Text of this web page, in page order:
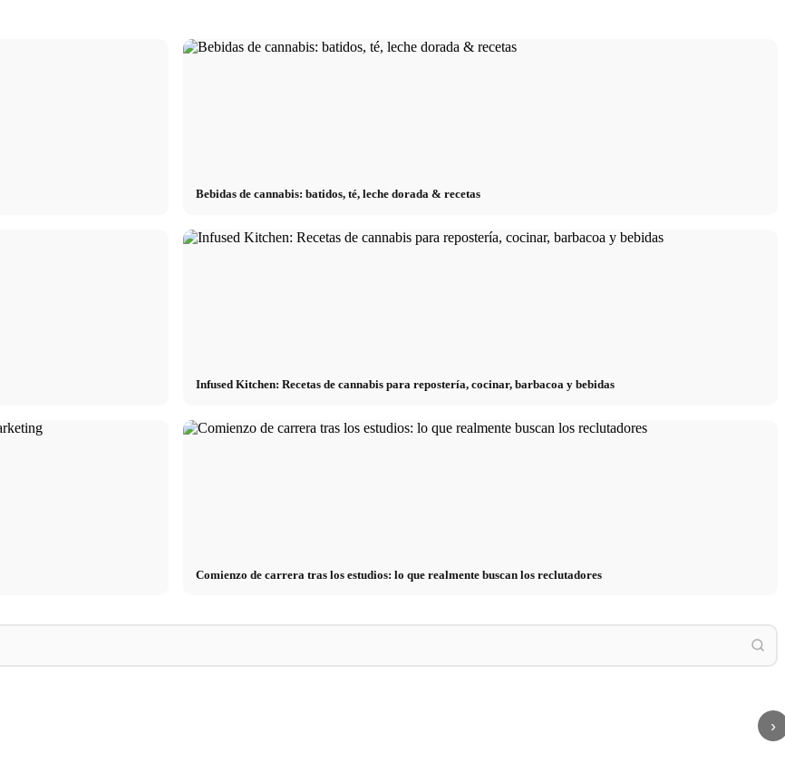
Bebidas de cannabis: batidos, té, leche dorada & recetas
Infused Kitchen: Recetas de cannabis para repostería, cocinar, barbacoa y bebidas
Comienzo de carrera tras los estudios: lo que realmente buscan los reclutadores
›